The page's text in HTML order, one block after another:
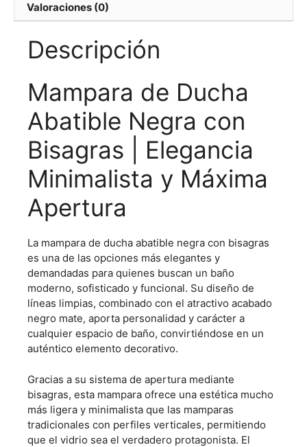
Valoraciones (0)
Descripción
Mampara de Ducha
Abatible Negra con
Bisagras | Elegancia
Minimalista y Máxima
Apertura
La mampara de ducha abatible negra con bisagras
es una de las opciones más elegantes y
demandadas para quienes buscan un baño
moderno, sofisticado y funcional. Su diseño de
líneas limpias, combinado con el atractivo acabado
negro mate, aporta personalidad y carácter a
cualquier espacio de baño, convirtiéndose en un
auténtico elemento decorativo.
Gracias a su sistema de apertura mediante
bisagras, esta mampara ofrece una estética mucho
más ligera y minimalista que las mamparas
tradicionales con perfiles verticales, permitiendo
que el vidrio sea el verdadero protagonista. El